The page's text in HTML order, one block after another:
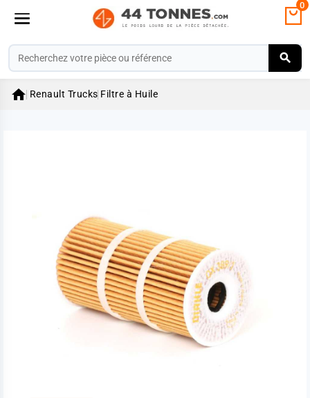
0
 Renault Trucks Filtre à Huile